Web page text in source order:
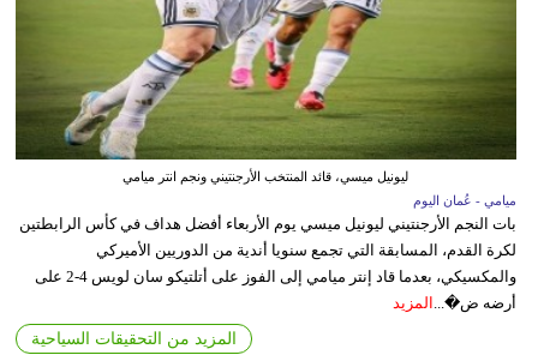
ليونيل ميسي، قائد المنتخب الأرجنتيني ونجم انتر ميامي
ميامي - عُمان اليوم
بات النجم الأرجنتيني ليونيل ميسي يوم الأربعاء أفضل هداف في كأس الرابطتين
لكرة القدم، المسابقة التي تجمع سنويا أندية من الدوريين الأميركي
والمكسيكي، بعدما قاد إنتر ميامي إلى الفوز على أتلتيكو سان لويس 4-2 على
أرضه ض�...
المزيد
المزيد من التحقيقات السياحية